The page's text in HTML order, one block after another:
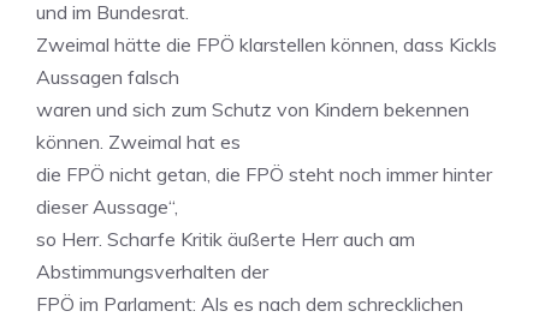
und im Bundesrat.
Zweimal hätte die FPÖ klarstellen können, dass Kickls
Aussagen falsch
waren und sich zum Schutz von Kindern bekennen
können. Zweimal hat es
die FPÖ nicht getan, die FPÖ steht noch immer hinter
dieser Aussage“,
so Herr. Scharfe Kritik äußerte Herr auch am
Abstimmungsverhalten der
FPÖ im Parlament: Als es nach dem schrecklichen